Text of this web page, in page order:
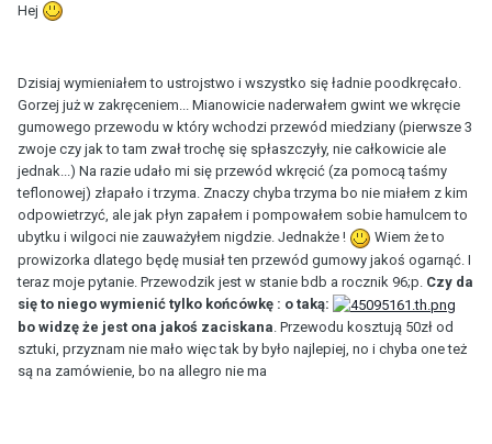
Hej
Dzisiaj wymieniałem to ustrojstwo i wszystko się ładnie poodkręcało.
Gorzej już w zakręceniem... Mianowicie naderwałem gwint we wkręcie
gumowego przewodu w który wchodzi przewód miedziany (pierwsze 3
zwoje czy jak to tam zwał trochę się spłaszczyły, nie całkowicie ale
jednak...) Na razie udało mi się przewód wkręcić (za pomocą taśmy
teflonowej) złapało i trzyma. Znaczy chyba trzyma bo nie miałem z kim
odpowietrzyć, ale jak płyn zapałem i pompowałem sobie hamulcem to
ubytku i wilgoci nie zauważyłem nigdzie. Jednakże !
Wiem że to
prowizorka dlatego będę musiał ten przewód gumowy jakoś ogarnąć. I
teraz moje pytanie. Przewodzik jest w stanie bdb a rocznik 96;p. Czy da
się to niego wymienić tylko końcówkę : o taką:
bo widzę że jest ona jakoś zaciskana . Przewodu kosztują 50zł od
sztuki, przyznam nie mało więc tak by było najlepiej, no i chyba one też
są na zamówienie, bo na allegro nie ma